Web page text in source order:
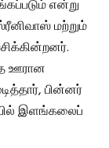
என்று
மற்றும்
ஊரான
பின்னர்
இளங்கலைப்